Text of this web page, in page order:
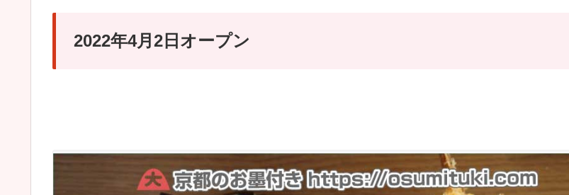
2022年4月2日オープン